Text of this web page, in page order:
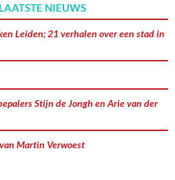
NIEUWS
Leiden; 21 verhalen over een stad in
Stijn de Jongh en Arie van der
Martin Verwoest